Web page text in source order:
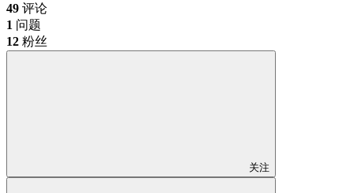
49 评论
1 问题
12 粉丝
关注